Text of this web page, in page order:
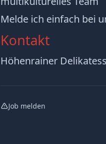
Melde ich einfach bei
Kontakt
Höhenrainer
Job melden